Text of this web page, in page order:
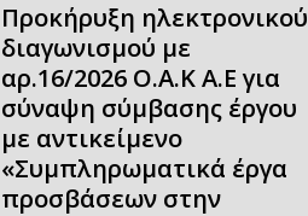
Προκήρυξη ηλεκτρονικού
διαγωνισμού με
αρ.16/2026 Ο.Α.Κ Α.Ε για
σύναψη σύμβασης έργου
με αντικείμενο
«Συμπληρωματικά έργα
προσβάσεων στην